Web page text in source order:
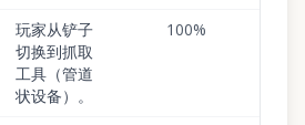
玩家从铲子
切换到抓取
工具（管道
状设备）。
100%